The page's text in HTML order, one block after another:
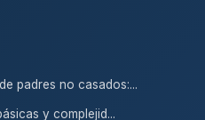
padres no casados:...
y complejid...